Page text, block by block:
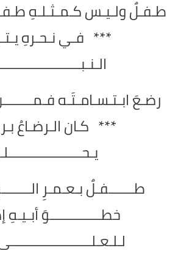
طـفـلٌ ولـيـس كـمـثـلـهِ
*** فـي نـحـرهِ
رضـعَ ابـتـسـامـتَـه
*** كـان الـرضـاعُ
طـــــــفـلٌ بـعـمـرِ
خطــــــــــــــوَ